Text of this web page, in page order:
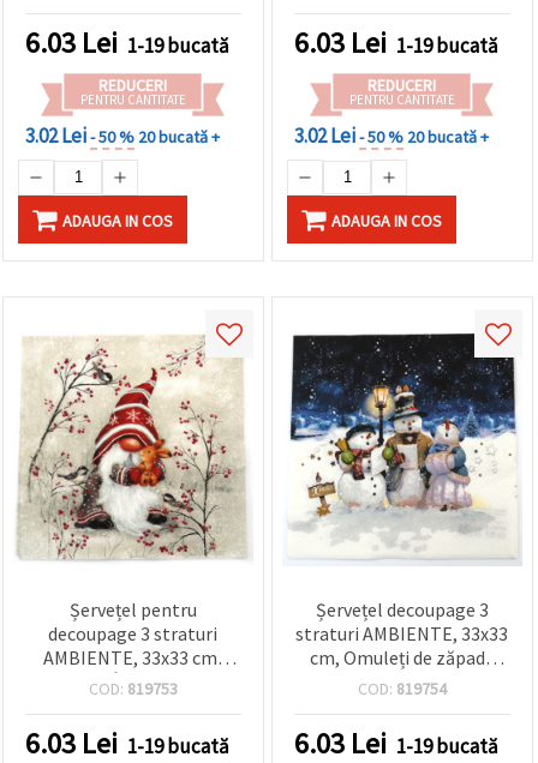
6.03 Lei 1-19 bucată
REDUCERI
PENTRU CANTITATE
3.02 Lei- 50 % 20 bucată +
ADAUGA IN COS
6.03 Lei 1-19 bucată
REDUCERI
PENTRU CANTITATE
3.02 Lei- 50 % 20 bucată +
ADAUGA IN COS
Șervețel pentru
decoupage 3 straturi
AMBIENTE, 33x33 cm,
model „Îmbrățișarea
COD: 819753
6.03 Lei 1-19 bucată
Șervețel decoupage 3
straturi AMBIENTE, 33x33
cm, Omuleți de zăpadă
cântători - 1 buc.
COD: 819754
6.03 Lei 1-19 bucată